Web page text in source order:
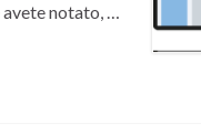
notato, …